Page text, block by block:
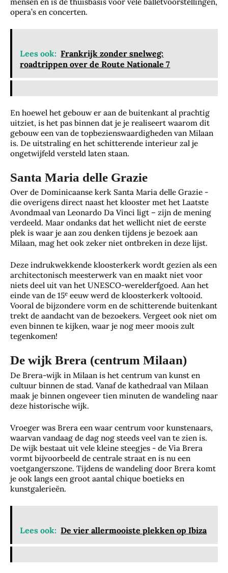
opera’s en concerten.
Lees ook: Frankrijk zonder snelweg:
roadtrippen over de Route Nationale 7
En hoewel het gebouw er aan de buitenkant al prachtig
uitziet, is het pas binnen dat je je realiseert waarom dit
gebouw een van de topbezienswaardigheden van Milaan
is. De uitstraling en het schitterende interieur zal je
ongetwijfeld versteld laten staan.
Santa Maria delle Grazie
Over de Dominicaanse kerk Santa Maria delle Grazie -
die overigens direct naast het klooster met het Laatste
Avondmaal van Leonardo Da Vinci ligt – zijn de mening
verdeeld. Maar ondanks dat het wellicht niet de eerste
plek is waar je aan zou denken tijdens je bezoek aan
Milaan, mag het ook zeker niet ontbreken in deze lijst.
Deze indrukwekkende kloosterkerk wordt gezien als een
architectonisch meesterwerk van en maakt niet voor
niets deel uit van het UNESCO-werelderfgoed. Aan het
einde van de 15e eeuw werd de kloosterkerk voltooid.
Vooral de bijzondere vorm en de schitterende buitenkant
trekt de aandacht van de bezoekers. Vergeet ook niet om
even binnen te kijken, waar je nog meer moois zult
tegenkomen!
De wijk Brera (centrum Milaan)
De Brera-wijk in Milaan is het centrum van kunst en
cultuur binnen de stad. Vanaf de kathedraal van Milaan
maak je binnen ongeveer tien minuten de wandeling naar
deze historische wijk.
Vroeger was Brera een waar centrum voor kunstenaars,
waarvan vandaag de dag nog steeds veel van te zien is.
De wijk bestaat uit vele kleine steegjes - de Via Brera
vormt bijvoorbeeld de centrale straat en is nu een
voetgangerszone. Tijdens de wandeling door Brera komt
je ook langs een groot aantal chique boetieks en
kunstgalerieën.
Lees ook: De vier allermooiste plekken op Ibiza